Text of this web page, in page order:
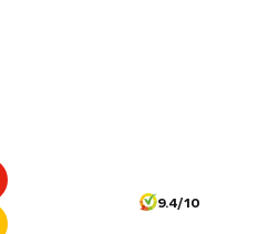
9.4/10